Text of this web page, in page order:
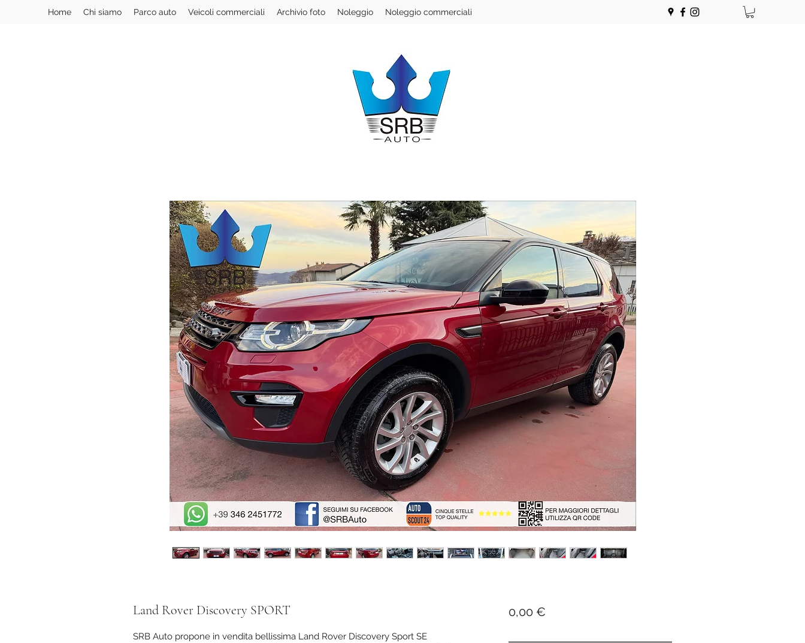
Home Chi siamo Parco auto Veicoli commerciali Archivio foto Noleggio Noleggio commerciali
Land Rover Discovery SPORT
SRB Auto propone in vendita bellissima Land Rover Discovery Sport SE
0,00 €Prezzo